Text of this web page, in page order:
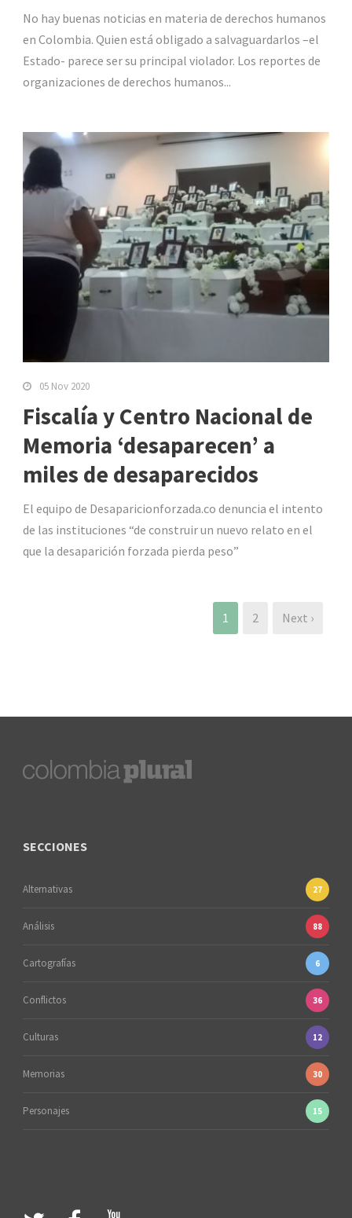
No hay buenas noticias en materia de derechos humanos
en Colombia. Quien está obligado a salvaguardarlos –el
Estado- parece ser su principal violador. Los reportes de
organizaciones de derechos humanos...
05 Nov 2020
Fiscalía y Centro Nacional de
Memoria ‘desaparecen’ a
miles de desaparecidos
El equipo de Desaparicionforzada.co denuncia el intento
de las instituciones “de construir un nuevo relato en el
que la desaparición forzada pierda peso”
1 2 Next ›
SECCIONES
Alternativas 27
Análisis 88
Cartografías 6
Conflictos 36
Culturas 12
Memorias 30
Personajes 15